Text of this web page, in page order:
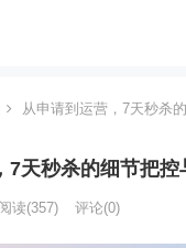
从申请到运营，7天秒杀
7天秒杀的细节把控
阅读(357) 评论(0)